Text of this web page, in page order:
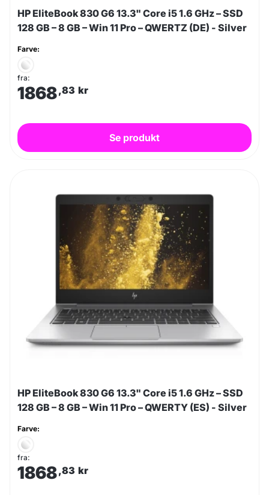
HP EliteBook 830 G6 13.3" Core i5 1.6 GHz – SSD
128 GB – 8 GB – Win 11 Pro – QWERTZ (DE) - Silver
Farve:
fra:
1868,83 kr
Se produkt
HP EliteBook 830 G6 13.3" Core i5 1.6 GHz – SSD
128 GB – 8 GB – Win 11 Pro – QWERTY (ES) - Silver
Farve:
fra:
1868,83 kr